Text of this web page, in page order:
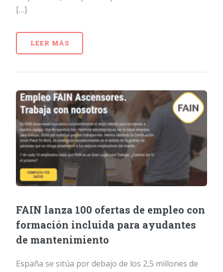
[…]
LEER MÁS
FAIN lanza 100 ofertas de empleo con
formación incluida para ayudantes
de mantenimiento
España se sitúa por debajo de los 2,5 millones de